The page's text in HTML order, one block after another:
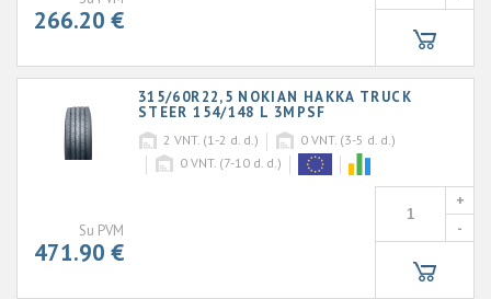
266.20 €
315/60R22,5 NOKIAN HAKKA TRUCK
STEER 154/148 L 3MPSF
2 VNT. (1-2 d. d.) 0 VNT. (3-5 d. d.)
0 VNT. (7-10 d. d.)
Su PVM
471.90 €
+
-